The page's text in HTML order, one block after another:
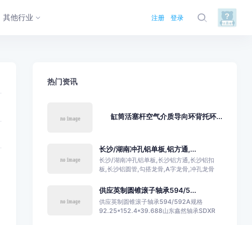
其他行业 注册 登录
热门资讯
缸筒活塞杆空气介质导向环背托环...
长沙/湖南冲孔铝单板,铝方通,...
长沙/湖南冲孔铝单板,长沙铝方通,长沙铝扣
板,长沙铝圆管,勾搭龙骨,A字龙骨,冲孔龙骨
供应英制圆锥滚子轴承594/5...
供应英制圆锥滚子轴承594/592A规格
92.25*152.4*39.688山东鑫然轴承SDXR